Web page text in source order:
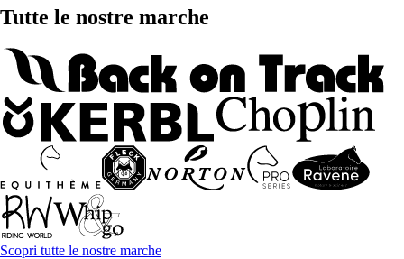
Tutte le nostre marche
Scopri tutte le nostre marche